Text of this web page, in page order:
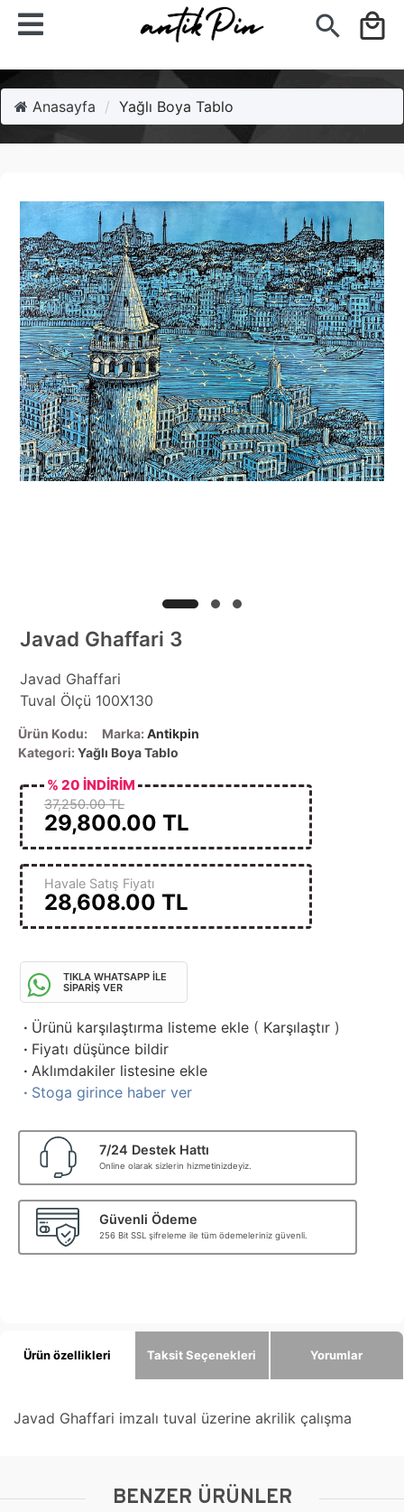
search local_mall
Anasayfa Yağlı Boya Tablo
Javad Ghaffari 3
Javad Ghaffari
Tuval Ölçü 100X130
Ürün Kodu: Marka: Antikpin
Kategori: Yağlı Boya Tablo
37,250.00 TL
29,800.00 TL
% 20 İNDİRİM
Havale Satış Fiyatı
28,608.00 TL
TIKLA WHATSAPP İLE
SİPARİŞ VER
· Ürünü karşılaştırma listeme ekle ( Karşılaştır )
· Fiyatı düşünce bildir
· Aklımdakiler listesine ekle
· Stoga girince haber ver
7/24 Destek Hattı
Online olarak sizlerin hizmetinizdeyiz.
Güvenli Ödeme
256 Bit SSL şifreleme ile tüm ödemeleriniz güvenli.
Ürün özellikleri Taksit Seçenekleri Yorumlar
Javad Ghaffari imzalı tuval üzerine akrilik çalışma
BENZER ÜRÜNLER